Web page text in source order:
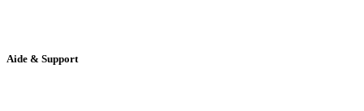
Aide & Support